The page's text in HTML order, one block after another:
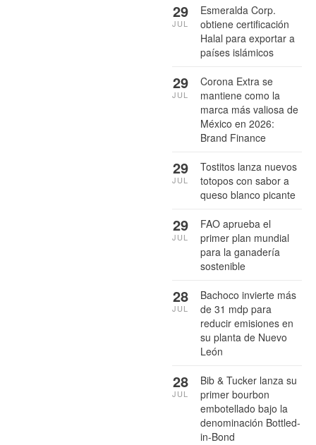
Esmeralda Corp.
obtiene certificación
Halal para exportar a
países islámicos
29
JUL
Corona Extra se
mantiene como la
marca más valiosa de
México en 2026:
Brand Finance
29
JUL
Tostitos lanza nuevos
totopos con sabor a
queso blanco picante
29
JUL
FAO aprueba el
primer plan mundial
para la ganadería
sostenible
29
JUL
Bachoco invierte más
de 31 mdp para
reducir emisiones en
su planta de Nuevo
León
28
JUL
Bib & Tucker lanza su
primer bourbon
embotellado bajo la
denominación Bottled-
in-Bond
28
JUL